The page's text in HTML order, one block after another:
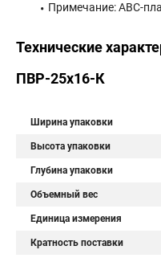
Примечание: АВС-
Технические
ПВР-25х16-К
Ширина упаковки
Высота упаковки
Глубина упаковки
Объемный вес
Единица измерения
Кратность поставки